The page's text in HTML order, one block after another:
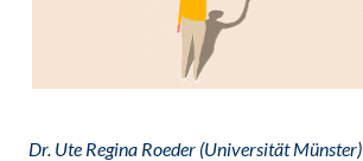
Dr. Ute Regina Roeder (Universität Münster)